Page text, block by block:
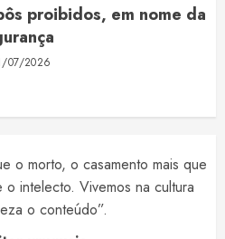
proibidos, em nome da
07/2026
o morto, o casamento mais que
intelecto. Vivemos na cultura
o conteúdo”.